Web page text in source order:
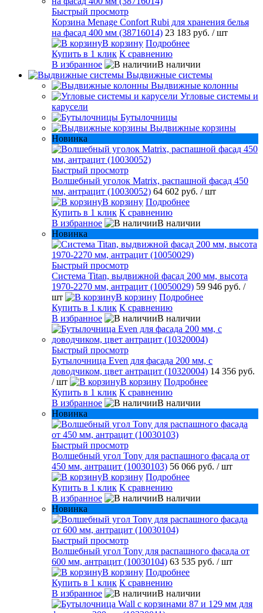
Быстрый просмотр
Корзина Menage Confort Rubi для хранения белья
на фасад 400 мм (38716014) 23 183 руб. / шт
В корзину Подробнее
Купить в 1 клик К сравнению
В избранное
В наличии
Выдвижные системы
Выдвижные колонны
Угловые системы и
карусели
Бутылочницы
Выдвижные корзины
Новинка
Быстрый просмотр
Волшебный уголок Matrix, распашной фасад 450
мм, антрацит (10030052) 64 602 руб. / шт
В корзину Подробнее
Купить в 1 клик К сравнению
В избранное
В наличии
Новинка
Быстрый просмотр
Система Titan, выдвижной фасад 200 мм, высота
1970-2270 мм, антрацит (10050029) 59 946 руб. /
шт
В корзину Подробнее
Купить в 1 клик К сравнению
В избранное
В наличии
Быстрый просмотр
Бутылочница Even для фасада 200 мм, с
доводчиком, цвет антрацит (10320004) 14 356 руб.
/ шт
В корзину Подробнее
Купить в 1 клик К сравнению
В избранное
В наличии
Новинка
Быстрый просмотр
Волшебный угол Tony для распашного фасада от
450 мм, антрацит (10030103) 56 066 руб. / шт
В корзину Подробнее
Купить в 1 клик К сравнению
В избранное
В наличии
Новинка
Быстрый просмотр
Волшебный угол Tony для распашного фасада от
600 мм, антрацит (10030104) 63 535 руб. / шт
В корзину Подробнее
Купить в 1 клик К сравнению
В избранное
В наличии